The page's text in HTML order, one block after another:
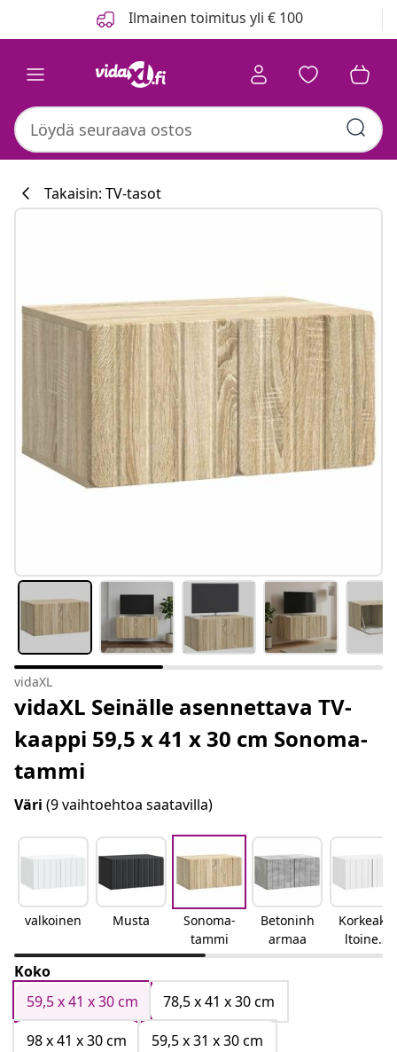
Ilmainen toimitus yli € 100
#sharemevidaxl
Takaisin: TV-tasot
vidaXL
vidaXL Seinälle asennettava TV-
kaappi 59,5 x 41 x 30 cm Sonoma-
tammi
Väri (9 vaihtoehtoa saatavilla)
valkoinen Musta
Sonoma-
tammi
Betoninh
armaa
Korkeakii
ltoinen
valkoinen
Koko
59,5 x 41 x 30 cm
78,5 x 41 x 30 cm
98 x 41 x 30 cm
59,5 x 31 x 30 cm